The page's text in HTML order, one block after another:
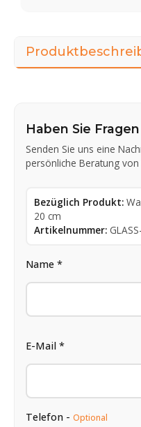
Haben Sie
Senden Sie uns eine
persönliche Beratung
Bezüglich Produkt:
20 cm
Artikelnummer:
Name *
E-Mail *
Telefon - Optional